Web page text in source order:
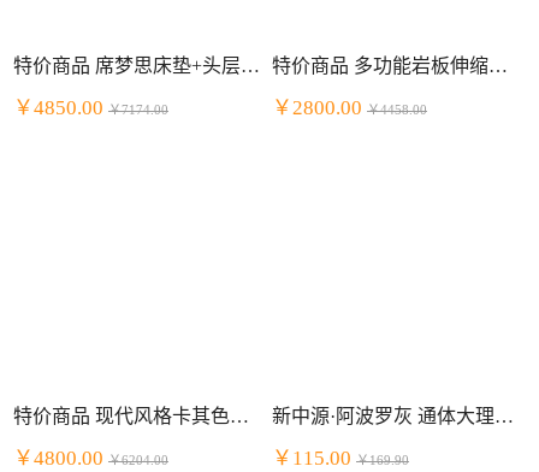
特价商品 席梦思床垫+头层牛皮床套装 明星组合
￥4850.00 ￥7174.00
特价商品 多功能岩板伸缩餐桌餐厅套装 一桌四椅
￥2800.00 ￥4458.00
特价商品 现代风格卡其色头层牛皮+PVC组合沙发
￥4800.00 ￥6204.00
新中源·阿波罗灰 通体大理石（2NB9034）
￥115.00 ￥169.90